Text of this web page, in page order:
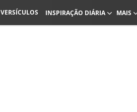
VERSÍCULOS INSPIRAÇÃO DIÁRIA MAIS